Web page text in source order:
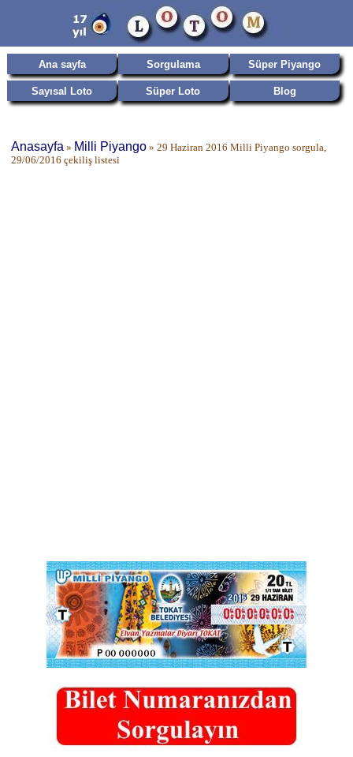
Ana sayfa Sorgulama Süper Piyango
Sayısal Loto Süper Loto Blog
Anasayfa » Milli Piyango» 29 Haziran 2016 Milli Piyango sorgula,
29/06/2016 çekiliş listesi